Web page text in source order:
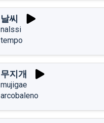
날씨
nalssi
tempo
무지개
mujigae
arcobaleno